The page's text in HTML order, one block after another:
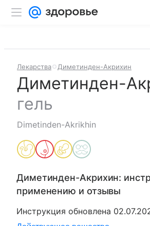
Лекарства Диметинден-Акрихин
Диметинден-
гель
Dimetinden-Akrikhin
Диметинден-Акрихин:
применению и отзывы
Инструкция обновлена